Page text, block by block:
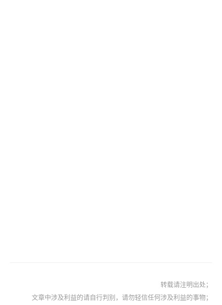
转载请注明出处；
文章中涉及利益的请自行判别，请勿轻信任何涉及利益的事物；